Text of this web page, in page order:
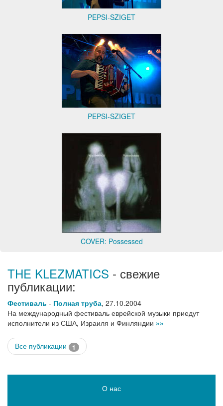
PEPSI-SZIGET
PEPSI-SZIGET
COVER: Possessed
THE KLEZMATICS - свежие
публикации:
Фестиваль - Полная труба, 27.10.2004
На международный фестиваль еврейской музыки приедут
исполнители из США, Израиля и Финляндии »»
Все публикации 1
О нас